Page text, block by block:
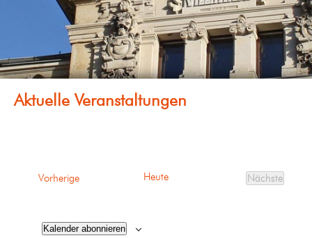
VorherigeVeranstaltungenHeute
Nächste
Kalender abonnieren